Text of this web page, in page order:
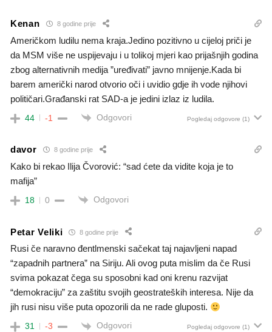
Kenan 8 godine prije
Američkom ludilu nema kraja.Jedino pozitivno u cijeloj priči je
da MSM više ne uspijevaju i u tolikoj mjeri kao prijašnjih godina
zbog alternativnih medija ”uređivati” javno mnijenje.Kada bi
barem američki narod otvorio oči i uvidio gdje ih vode njihovi
političari.Građanski rat SAD-a je jedini izlaz iz ludila.
44 -1 Odgovori Pogledaj odgovore (1)
davor 8 godine prije
Kako bi rekao Ilija Čvorović: “sad ćete da vidite koja je to
mafija”
18 0 Odgovori
Petar Veliki 8 godine prije
Rusi če naravno đentlmenski sačekat taj najavljeni napad
“zapadnih partnera” na Siriju. Ali ovog puta mislim da če Rusi
svima pokazat čega su sposobni kad oni krenu razvijat
“demokraciju” za zaštitu svojih geostrateških interesa. Nije da
jih rusi nisu više puta opozorili da ne rade gluposti.
31 -3 Odgovori Pogledaj odgovore (1)